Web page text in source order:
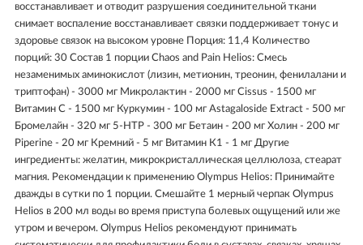
восстанавливает и отводит разрушения соединительной ткани
снимает воспаление восстанавливает связки поддерживает тонус и
здоровье связок на высоком уровне Порция: 11,4 Количество
порций: 30 Состав 1 порции Chaos and Pain Helios: Смесь
незаменимых аминокислот (лизин, метионин, треонин, фенилалани и
триптофан) - 3000 мг Микролактин - 2000 мг Cissus - 1500 мг
Витамин С - 1500 мг Куркумин - 100 мг Astagaloside Extract - 500 мг
Бромелайн - 320 мг 5-HTP - 300 мг Бетаин - 200 мг Холин - 200 мг
Piperine - 20 мг Кремний - 5 мг Витамин К1 - 1 мг Другие
ингредиенты: желатин, микрокристаллическая целлюлоза, стеарат
магния. Рекомендации к применению Olympus Helios: Принимайте
дважды в сутки по 1 порции. Смешайте 1 мерный черпак Olympus
Helios в 200 мл воды во время приступа болевых ощущений или же
утром и вечером. Olympus Helios рекомендуют принимать